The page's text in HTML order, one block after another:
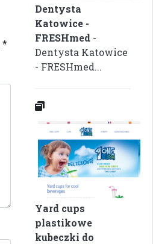
*
Dentysta
Katowice -
FRESHmed -
Dentysta Katowice
- FRESHmed...
Yard cups
plastikowe
kubeczki do